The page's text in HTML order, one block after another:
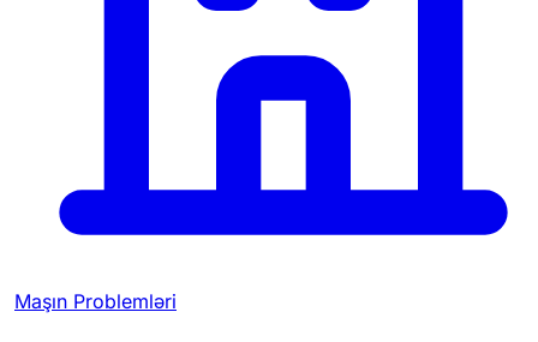
Maşın Problemləri